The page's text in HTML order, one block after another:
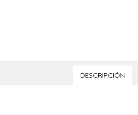
DESCRIPCIÓN